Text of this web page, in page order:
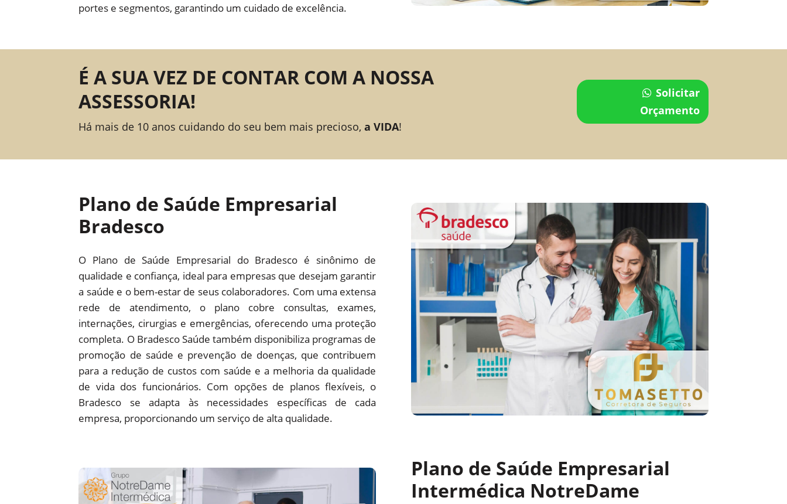
portes e segmentos, garantindo um cuidado de excelência.
É A SUA VEZ DE CONTAR COM A NOSSA
ASSESSORIA!
Há mais de 10 anos cuidando do seu bem mais precioso,a VIDA!
Solicitar
Orçamento
Plano de Saúde Empresarial
Bradesco
O Plano de Saúde Empresarial do Bradesco é sinônimo de
qualidade e confiança, ideal para empresas que desejam garantir
a saúde e o bem-estar de seus colaboradores. Com uma extensa
rede de atendimento, o plano cobre consultas, exames,
internações, cirurgias e emergências, oferecendo uma proteção
completa. O Bradesco Saúde também disponibiliza programas de
promoção de saúde e prevenção de doenças, que contribuem
para a redução de custos com saúde e a melhoria da qualidade
de vida dos funcionários. Com opções de planos flexíveis, o
Bradesco se adapta às necessidades específicas de cada
empresa, proporcionando um serviço de alta qualidade.
Plano de Saúde Empresarial
Intermédica NotreDame